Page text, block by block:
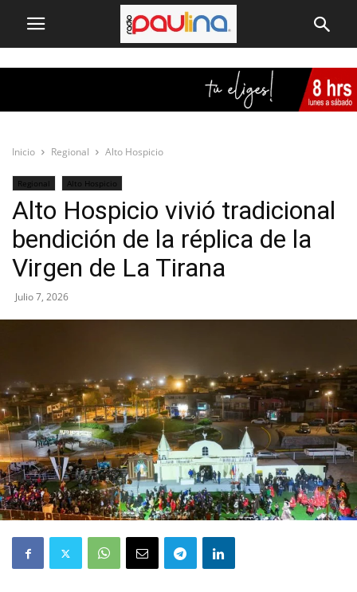
Inicio Regional Alto Hospicio
Regional Alto Hospicio
Alto Hospicio vivió tradicional
bendición de la réplica de la
Virgen de La Tirana
Julio 7, 2026